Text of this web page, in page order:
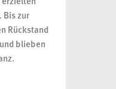
Bis zur
Rückstand
blieben